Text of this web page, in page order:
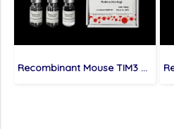
Recombinant Mouse TIM3 Protein (His-tag)